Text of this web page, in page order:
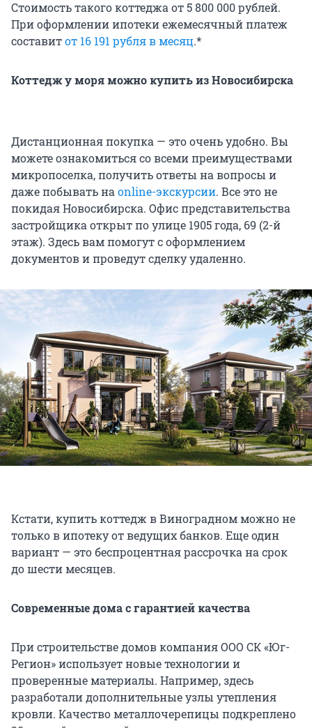
Стоимость такого коттеджа от 5 800 000 рублей.
При оформлении ипотеки ежемесячный платеж
составитот 16 191 рубля в месяц.*
Коттедж у моря можно купить из Новосибирска
Дистанционная покупка — это очень удобно. Вы
можете ознакомиться со всеми преимуществами
микропоселка, получить ответы на вопросы и
даже побывать на online-экскурсии. Все это не
покидая Новосибирска. Офис представительства
застройщика открыт по улице 1905 года, 69 (2-й
этаж). Здесь вам помогут с оформлением
документов и проведут сделку удаленно.
Кстати, купить коттедж в Виноградном можно не
только в ипотеку от ведущих банков. Еще один
вариант — это беспроцентная рассрочка на срок
до шести месяцев.
Современные дома с гарантией качества
При строительстве домов компания ООО СК «Юг-
Регион» использует новые технологии и
проверенные материалы. Например, здесь
разработали дополнительные узлы утепления
кровли. Качество металлочерепицы подкреплено